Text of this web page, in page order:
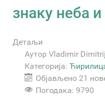
знаку неба
Детаљи
Аутор Vladimir
Категорија:
Објављено 21
Погодака: 9790